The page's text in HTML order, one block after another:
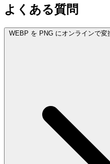
よくある質問
WEBP を PNG にオンラインで変